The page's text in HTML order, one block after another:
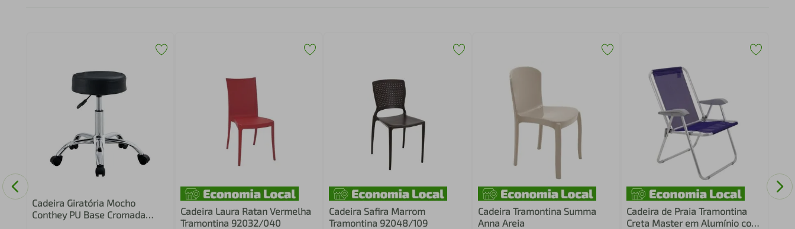
Cadeira Giratória Mocho
Conthey PU Base Cromada
Cadeira Laura Ratan Vermelha
Tramontina 92032/040
Cadeira Safira Marrom
Tramontina 92048/109
Cadeira Tramontina Summa
Anna Areia
Cadeira de Praia Tramontina
Creta Master em Alumínio com